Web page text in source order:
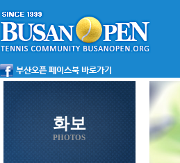
화보
PHOTOS